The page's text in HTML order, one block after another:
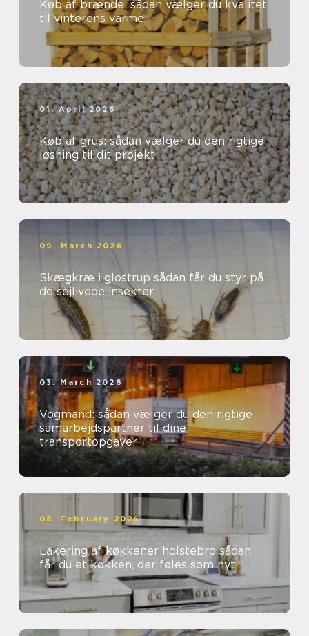
Køb af brænde: sådan vælger du kvalitet
til vinterens varme
01. April 2026
Køb af grus: sådan vælger du den rigtige
løsning til dit projekt
09. March 2026
Skægkræ i glostrup sådan får du styr på
de sejlivede insekter
03. March 2026
Vogmand: sådan vælger du den rigtige
samarbejdspartner til dine
transportopgaver
08. February 2026
Lakering af køkkener holstebro sådan
får du et køkken, der føles som nyt